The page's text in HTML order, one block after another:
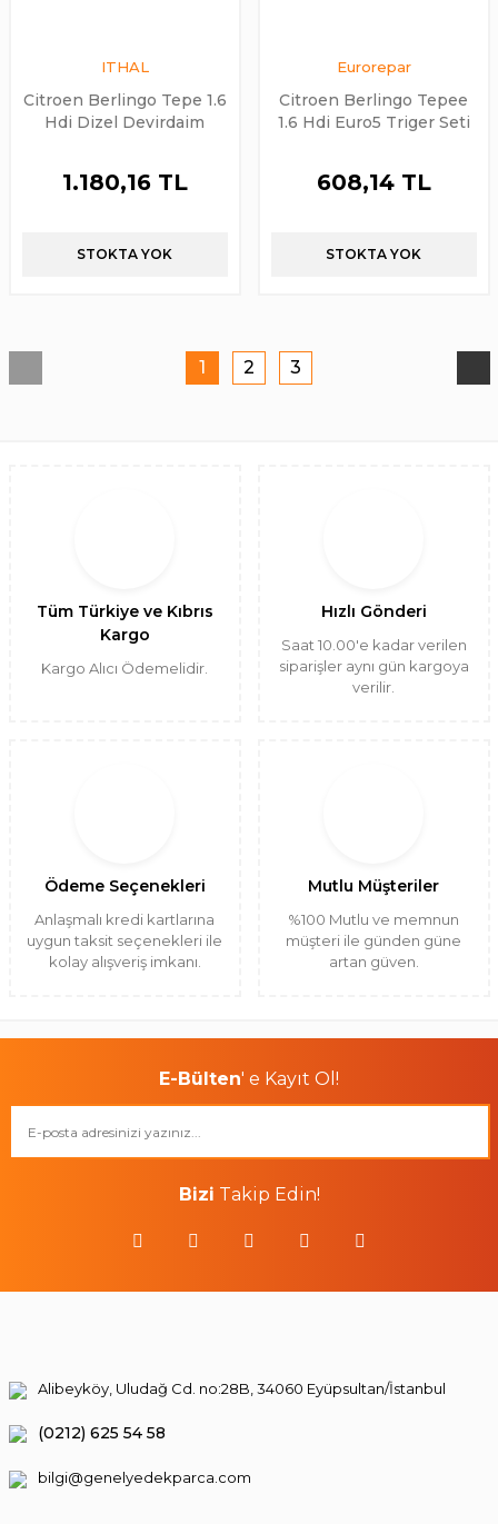
ITHAL
Citroen Berlingo Tepe 1.6
Hdi Dizel Devirdaim
Borusu İthal
1.180,16 TL
STOKTA YOK
Eurorepar
Citroen Berlingo Tepee
1.6 Hdi Euro5 Triger Seti
608,14 TL
STOKTA YOK
1 2 3
Tüm Türkiye ve Kıbrıs
Kargo
Kargo Alıcı Ödemelidir.
Hızlı Gönderi
Saat 10.00'e kadar verilen
siparişler aynı gün kargoya
verilir.
Ödeme Seçenekleri
Anlaşmalı kredi kartlarına
uygun taksit seçenekleri ile
kolay alışveriş imkanı.
Mutlu Müşteriler
%100 Mutlu ve memnun
müşteri ile günden güne
artan güven.
E-Bülten' e Kayıt Ol!
Bizi Takip Edin!
Alibeyköy, Uludağ Cd. no:28B, 34060 Eyüpsultan/İstanbul
(0212) 625 54 58
bilgi@genelyedekparca.com